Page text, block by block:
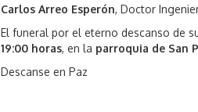
Carlos Arreo Esperón, Doctor
El funeral por el eterno descanso de
19:00 horas, en la parroquia de San
Descanse en Paz